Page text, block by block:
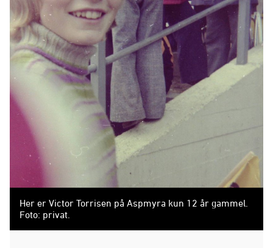
Her er Victor Torrisen på Aspmyra kun 12 år gammel.
Foto: privat.